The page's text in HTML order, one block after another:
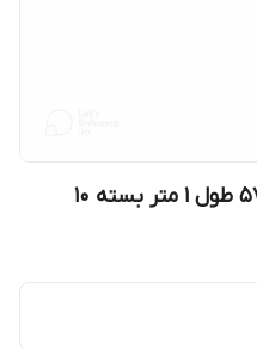
ریسه خطی 220 ولت مدل 5730 طول 1 متر بسته 10